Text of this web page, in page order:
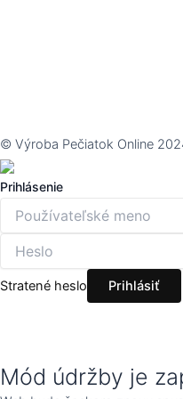
Mód údržby je
© Výroba Pečiatok Online
Prihlásenie
Stratené heslo